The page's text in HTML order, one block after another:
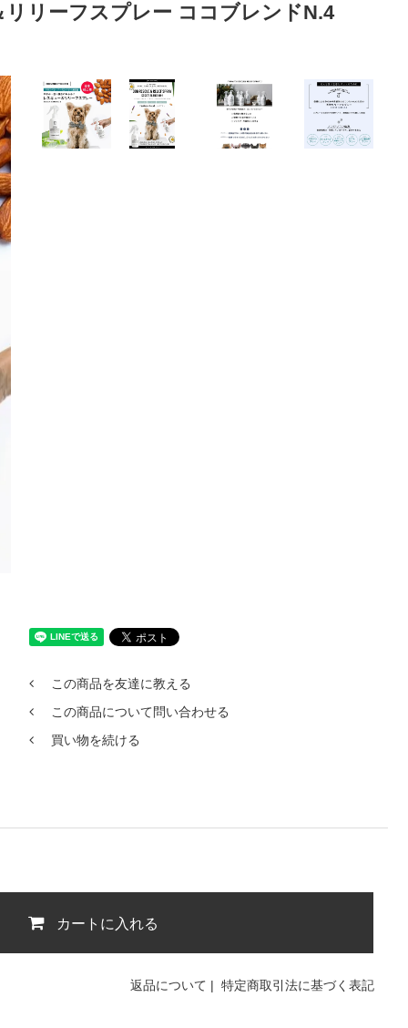
リーフスプレー ココブレンドN.4
この商品を友達に教える
この商品について問い合わせる
買い物を続ける
カートに入れる
返品について | 特定商取引法に基づく表記